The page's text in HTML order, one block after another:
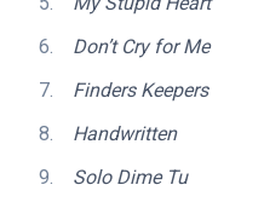
Don’t Cry for Me
Finders Keepers
Handwritten
Solo Dime Tu